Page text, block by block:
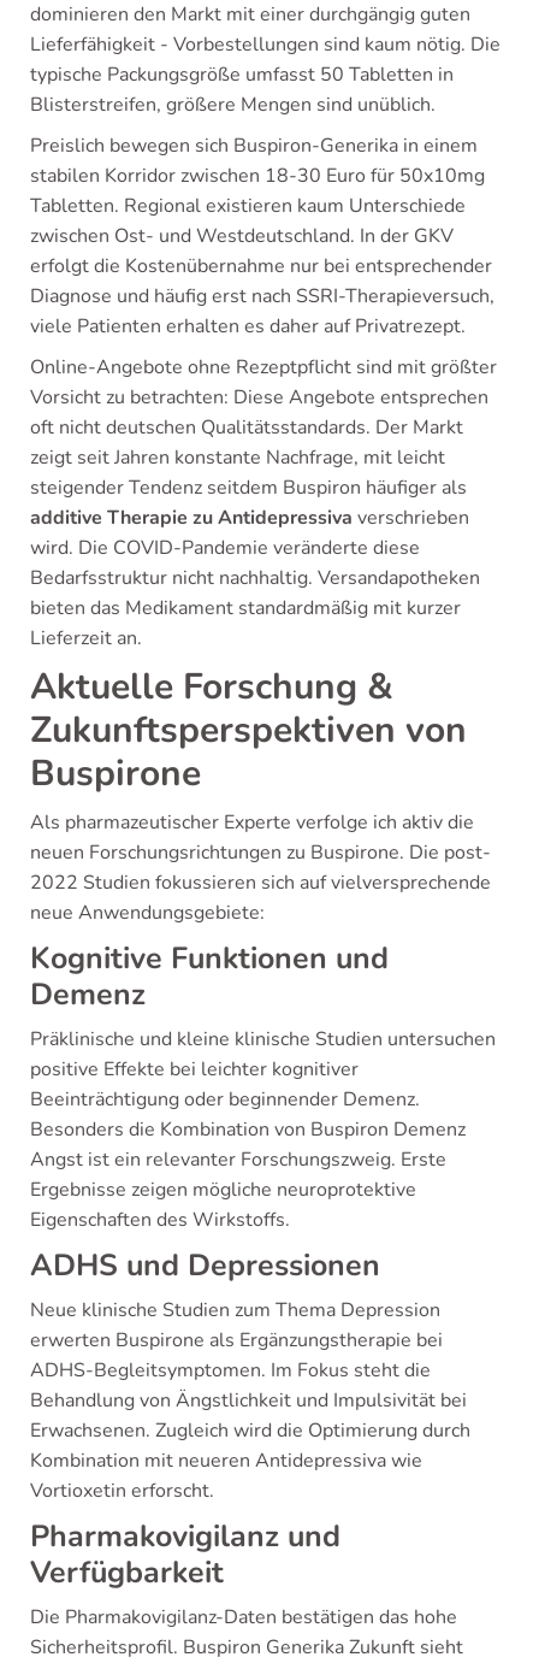
dominieren den Markt mit einer durchgängig guten
Lieferfähigkeit - Vorbestellungen sind kaum nötig. Die
typische Packungsgröße umfasst 50 Tabletten in
Blisterstreifen, größere Mengen sind unüblich.
Preislich bewegen sich Buspiron-Generika in einem
stabilen Korridor zwischen 18-30 Euro für 50x10mg
Tabletten. Regional existieren kaum Unterschiede
zwischen Ost- und Westdeutschland. In der GKV
erfolgt die Kostenübernahme nur bei entsprechender
Diagnose und häufig erst nach SSRI-Therapieversuch,
viele Patienten erhalten es daher auf Privatrezept.
Online-Angebote ohne Rezeptpflicht sind mit größter
Vorsicht zu betrachten: Diese Angebote entsprechen
oft nicht deutschen Qualitätsstandards. Der Markt
zeigt seit Jahren konstante Nachfrage, mit leicht
steigender Tendenz seitdem Buspiron häufiger als
additive Therapie zu Antidepressiva verschrieben
wird. Die COVID-Pandemie veränderte diese
Bedarfsstruktur nicht nachhaltig. Versandapotheken
bieten das Medikament standardmäßig mit kurzer
Lieferzeit an.
Aktuelle Forschung &
Zukunftsperspektiven von
Buspirone
Als pharmazeutischer Experte verfolge ich aktiv die
neuen Forschungsrichtungen zu Buspirone. Die post-
2022 Studien fokussieren sich auf vielversprechende
neue Anwendungsgebiete:
Kognitive Funktionen und
Demenz
Präklinische und kleine klinische Studien untersuchen
positive Effekte bei leichter kognitiver
Beeinträchtigung oder beginnender Demenz.
Besonders die Kombination von Buspiron Demenz
Angst ist ein relevanter Forschungszweig. Erste
Ergebnisse zeigen mögliche neuroprotektive
Eigenschaften des Wirkstoffs.
ADHS und Depressionen
Neue klinische Studien zum Thema Depression
erwerten Buspirone als Ergänzungstherapie bei
ADHS-Begleitsymptomen. Im Fokus steht die
Behandlung von Ängstlichkeit und Impulsivität bei
Erwachsenen. Zugleich wird die Optimierung durch
Kombination mit neueren Antidepressiva wie
Vortioxetin erforscht.
Pharmakovigilanz und
Verfügbarkeit
Die Pharmakovigilanz-Daten bestätigen das hohe
Sicherheitsprofil. Buspiron Generika Zukunft sieht